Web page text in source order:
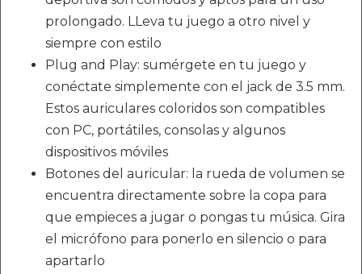
prolongado. LLeva tu juego a otro nivel y
siempre con estilo
Plug and Play: sumérgete en tu juego y
conéctate simplemente con el jack de 3.5 mm.
Estos auriculares coloridos son compatibles
con PC, portátiles, consolas y algunos
dispositivos móviles
Botones del auricular: la rueda de volumen se
encuentra directamente sobre la copa para
que empieces a jugar o pongas tu música. Gira
el micrófono para ponerlo en silencio o para
apartarlo